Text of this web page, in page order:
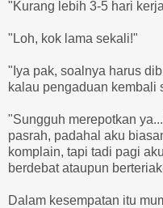
"Kurang lebih 3-5 hari
"Loh, kok lama sekali!"
"Iya pak, soalnya harus
kalau pengaduan kembali
"Sungguh merepotkan
pasrah, padahal aku
komplain, tapi tadi pagi
berdebat ataupun
Dalam kesempatan itu